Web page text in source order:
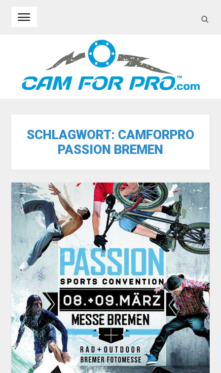
SCHLAGWORT: CAMFORPRO
PASSION BREMEN